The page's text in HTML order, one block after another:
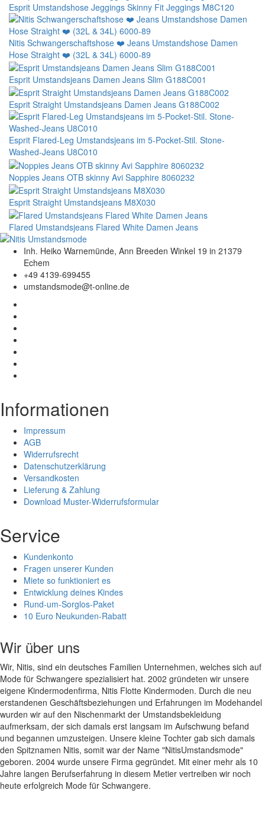
Esprit Umstandshose Jeggings Skinny Fit Jeggings M8C120
Nitis Schwangerschaftshose ❤️ Jeans Umstandshose Damen
Hose Straight ❤️ (32L & 34L) 6000-89
Esprit Umstandsjeans Damen Jeans Slim G188C001
Esprit Straight Umstandsjeans Damen Jeans G188C002
Esprit Flared-Leg Umstandsjeans im 5-Pocket-Stil. Stone-
Washed-Jeans U8C010
Noppies Jeans OTB skinny Avi Sapphire 8060232
Esprit Straight Umstandsjeans M8X030
Flared Umstandsjeans Flared White Damen Jeans
Inh. Heiko Warnemünde, Ann Breeden Winkel 19 in 21379
Echem
+49 4139-699455
umstandsmode@t-online.de
Informationen
Impressum
AGB
Widerrufsrecht
Datenschutzerklärung
Versandkosten
Lieferung & Zahlung
Download Muster-Widerrufsformular
Service
Kundenkonto
Fragen unserer Kunden
Miete so funktioniert es
Entwicklung deines Kindes
Rund-um-Sorglos-Paket
10 Euro Neukunden-Rabatt
Wir über uns
Wir, Nitis, sind ein deutsches Familien Unternehmen, welches sich auf
Mode für Schwangere spezialisiert hat. 2002 gründeten wir unsere
eigene Kindermodenfirma, Nitis Flotte Kindermoden. Durch die neu
erstandenen Geschäftsbeziehungen und Erfahrungen im Modehandel
wurden wir auf den Nischenmarkt der Umstandsbekleidung
aufmerksam, der sich damals erst langsam im Aufschwung befand
und begannen umzusteigen. Unsere kleine Tochter gab sich damals
den Spitznamen Nitis, somit war der Name "NitisUmstandsmode"
geboren. 2004 wurde unsere Firma gegründet. Mit einer mehr als 10
Jahre langen Berufserfahrung in diesem Metier vertreiben wir noch
heute erfolgreich Mode für Schwangere.